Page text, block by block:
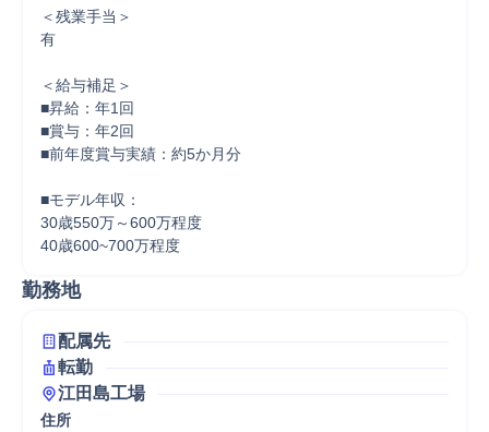
＜残業手当＞
有
＜給与補足＞
■昇給：年1回
■賞与：年2回
■前年度賞与実績：約5か月分
■モデル年収：
30歳550万～600万程度
40歳600~700万程度
勤務地
配属先
転勤
江田島工場
住所